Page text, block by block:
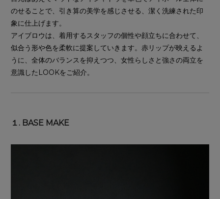
のせることで、引き算の美学を感じさせる、潔く洗練された印
象に仕上げます。
アイブロウは、着用するスタッフの個性や顔立ちに合わせて、
似合う形や色を柔軟に提案していきます。赤リップが映えるよ
うに、全体のバランスを抑えつつ、女性らしさと強さの両立を
意識したLOOKをご紹介。
１. BASE MAKE